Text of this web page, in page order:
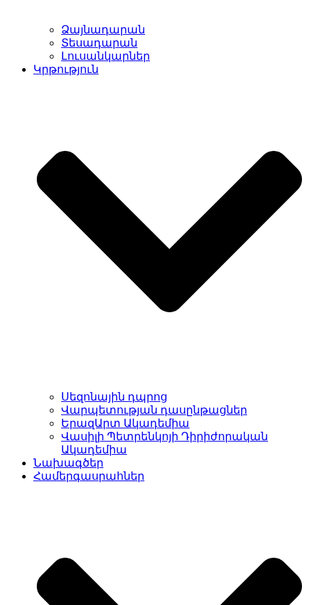
Ձայնադարան
Տեսադարան
Լուսանկարներ
Կրթություն
Սեզոնային դպրոց
Վարպետության դասընթացներ
ԵրազԱրտ Ակադեմիա
Վասիլի Պետրենկոյի Դիրիժորական
Ակադեմիա
Նախագծեր
Համերգասրահներ